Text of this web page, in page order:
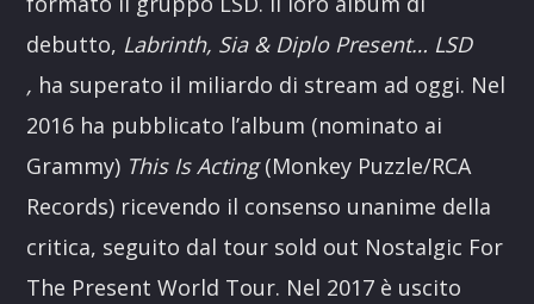
debutto, Labrinth, Sia & Diplo Present… LSD
, ha superato il miliardo di stream ad oggi. Nel
2016 ha pubblicato l’album (nominato ai
Grammy) This Is Acting(Monkey Puzzle/RCA
Records) ricevendo il consenso unanime della
critica, seguito dal tour sold out Nostalgic For
The Present World Tour. Nel 2017 è uscito